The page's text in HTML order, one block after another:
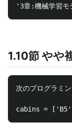
1.10節 やや
次のプログラミ